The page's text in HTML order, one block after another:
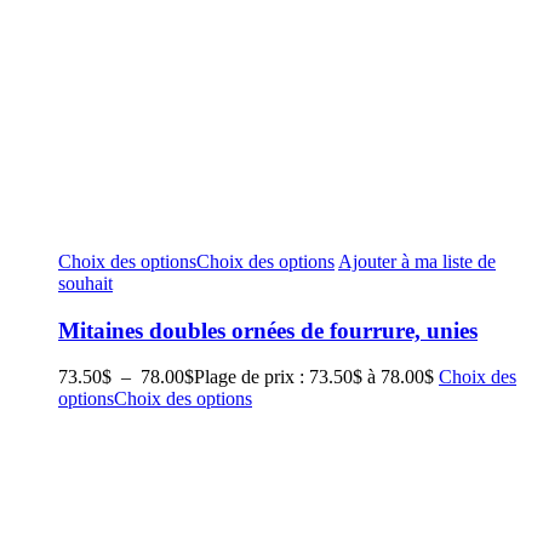
Choix des optionsChoix des options Ajouter à ma liste de
souhait
Mitaines doubles ornées de fourrure, unies
73.50$ – 78.00$Plage de prix : 73.50$ à 78.00$ Choix des
optionsChoix des options